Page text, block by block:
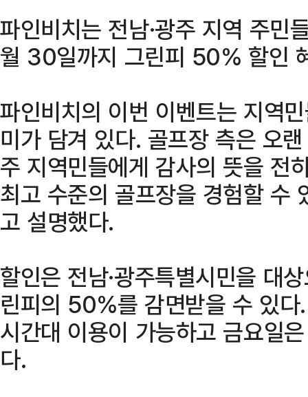
파인비치는 전남·광주 지역 주민
월 30일까지 그린피 50% 할인
파인비치의 이번 이벤트는 지역
미가 담겨 있다. 골프장 측은 오
주 지역민들에게 감사의 뜻을 전
최고 수준의 골프장을 경험할 수
고 설명했다.
할인은 전남·광주특별시민을 대
린피의 50%를 감면받을 수 있
시간대 이용이 가능하고 금요일
다.